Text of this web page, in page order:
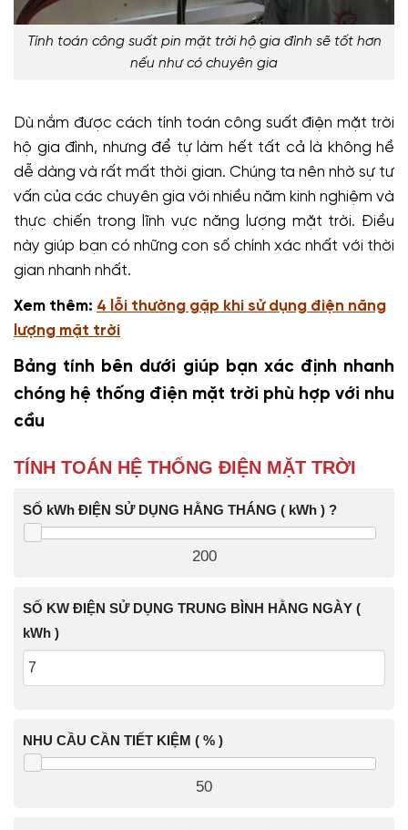
Tính toán công suất pin mặt trời hộ gia đình sẽ tốt hơn
nếu như có chuyên gia
Dù nắm được cách tính toán công suất điện mặt trời
hộ gia đình, nhưng để tự làm hết tất cả là không hề
dễ dàng và rất mất thời gian. Chúng ta nên nhờ sự tư
vấn của các chuyên gia với nhiều năm kinh nghiệm và
thực chiến trong lĩnh vực năng lượng mặt trời. Điều
này giúp bạn có những con số chính xác nhất với thời
gian nhanh nhất.
Xem thêm: 4 lỗi thường gặp khi sử dụng điện năng
lượng mặt trời
Bảng tính bên dưới giúp bạn xác định nhanh
chóng hệ thống điện mặt trời phù hợp với nhu
cầu
TÍNH TOÁN HỆ THỐNG ĐIỆN MẶT TRỜI
SỐ kWh ĐIỆN SỬ DỤNG HẰNG THÁNG ( kWh ) ?
200
SỐ KW ĐIỆN SỬ DỤNG TRUNG BÌNH HẰNG NGÀY (
kWh )
NHU CẦU CẦN TIẾT KIỆM ( % )
50